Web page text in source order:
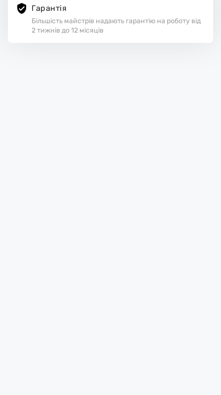
Гарантія
Більшість майстрів надають гарантію на роботу від
2 тижнів до 12 місяців